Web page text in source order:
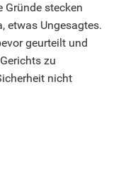
Gründe stecken
etwas Ungesagtes.
geurteilt und
zu
nicht